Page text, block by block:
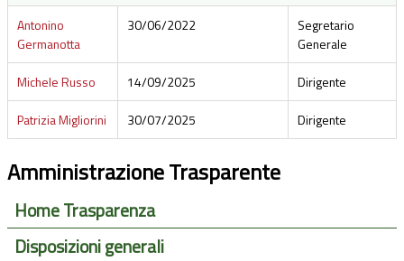
Antonino
Germanotta
30/06/2022
Segretario
Generale
Michele Russo
14/09/2025
Dirigente
Patrizia Migliorini
30/07/2025 Dirigente
Amministrazione Trasparente
Home Trasparenza
Disposizioni generali